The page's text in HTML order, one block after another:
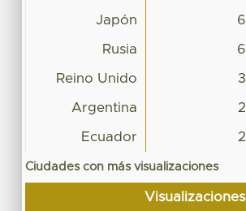
Japón 6
Rusia 6
Reino Unido 3
Argentina 2
Ecuador 2
Ciudades con más visualizaciones
Visualizaciones